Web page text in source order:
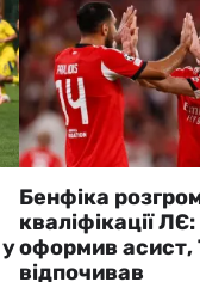
Бенфіка
кваліфікації
оформив асист,
відпочивав